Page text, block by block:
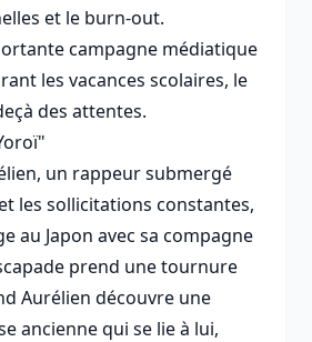
et le burn-out.
campagne médiatique
les vacances scolaires, le
des attentes.
un rappeur submergé
les sollicitations constantes,
au Japon avec sa compagne
prend une tournure
Aurélien découvre une
ancienne qui se lie à lui,